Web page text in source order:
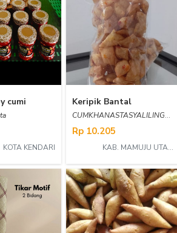
cumi
KOTA KENDARI
Keripik Bantal
CUMKHANASTASYALILINGRANTE
Rp 10.205
KAB. MAMUJU UTARA